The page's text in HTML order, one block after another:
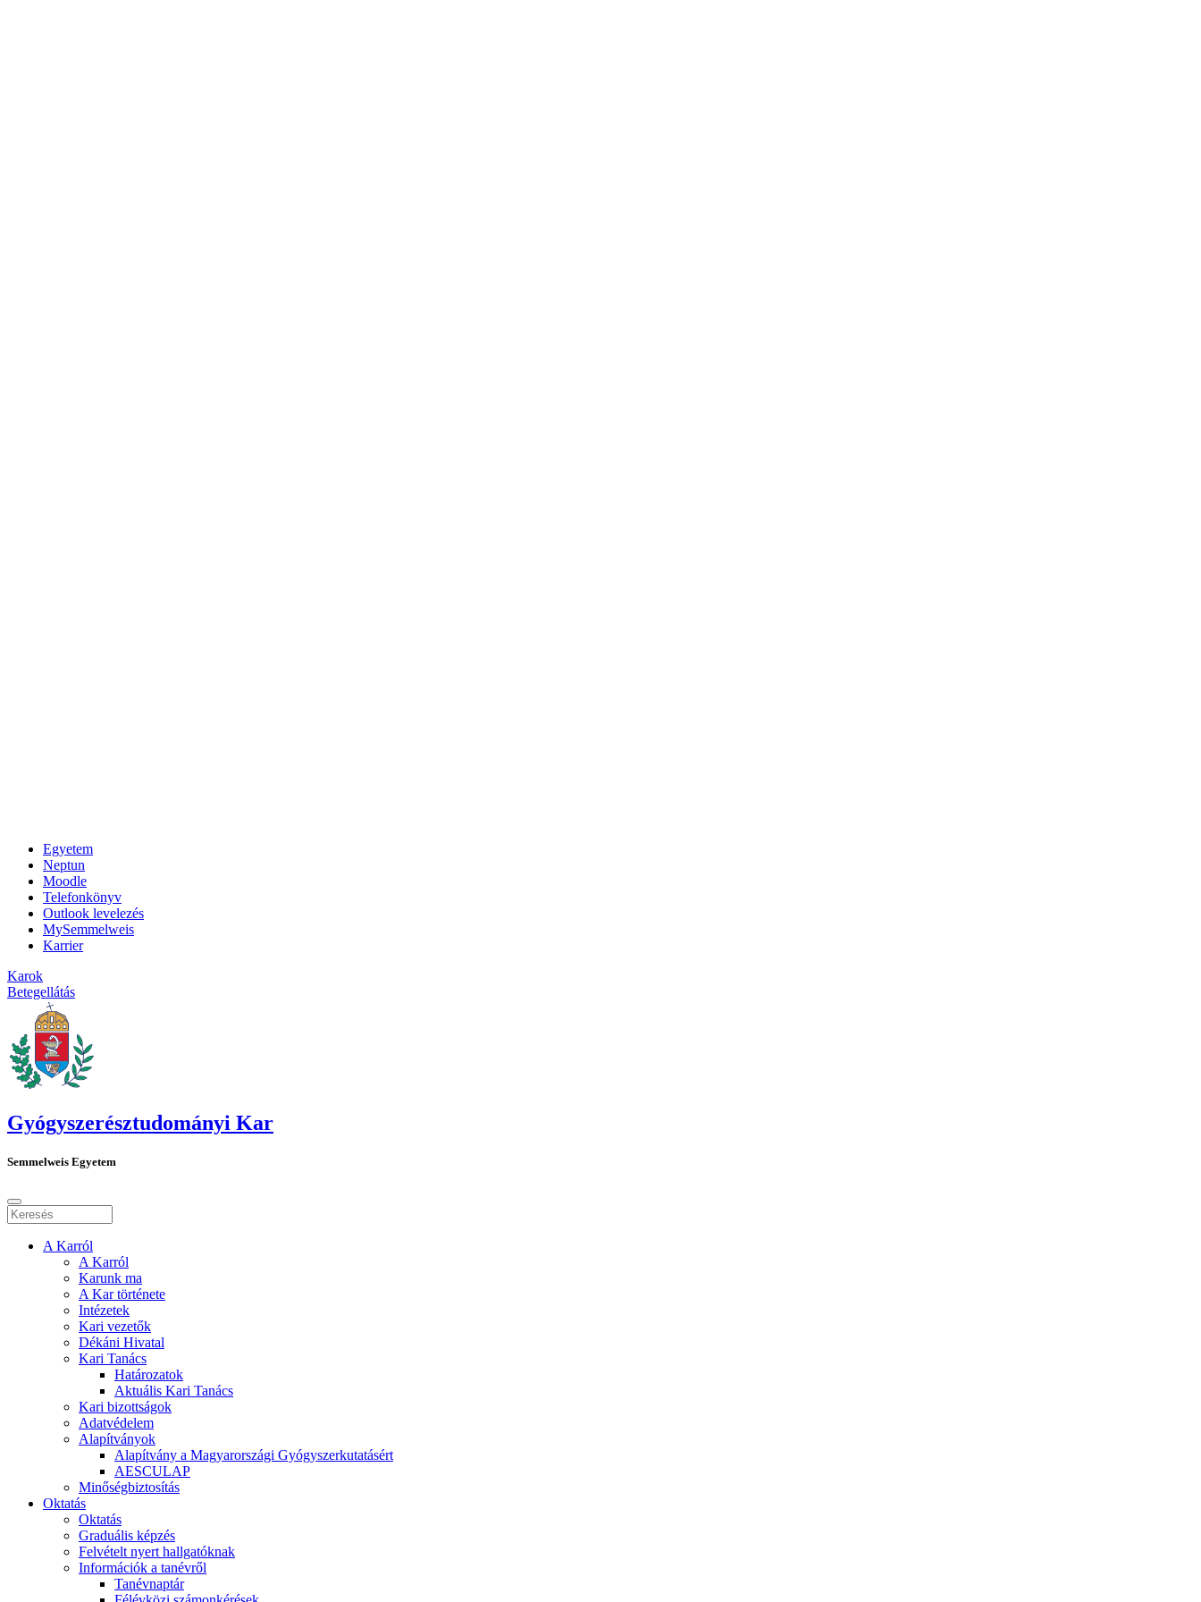
Egyetem
Neptun
Moodle
Telefonkönyv
Outlook levelezés
MySemmelweis
Karrier
Karok
Betegellátás
Gyógyszerésztudományi Kar
Semmelweis Egyetem
A Karról
A Karról
Karunk ma
A Kar története
Intézetek
Kari vezetők
Dékáni Hivatal
Kari Tanács
Határozatok
Aktuális Kari Tanács
Kari bizottságok
Adatvédelem
Alapítványok
Alapítvány a Magyarországi Gyógyszerkutatásért
AESCULAP
Minőségbiztosítás
Oktatás
Oktatás
Graduális képzés
Felvételt nyert hallgatóknak
Információk a tanévről
Tanévnaptár